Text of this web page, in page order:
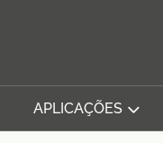
APLICAÇÕES